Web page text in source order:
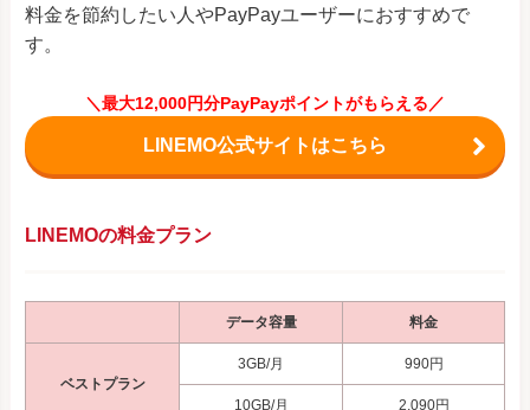
料金を節約したい人やPayPayユーザーにおすすめで
す。
＼最大12,000円分PayPayポイントがもらえる／
LINEMO公式サイトはこちら
LINEMOの料金プラン
データ容量 料金
ベストプラン
3GB/月 990円
10GB/月 2,090円